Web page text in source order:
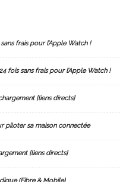
frais pour l’Apple Watch !
fois sans frais pour l’Apple Watch !
[liens directs]
piloter sa maison connectée
[liens directs]
(Fibre & Mobile)